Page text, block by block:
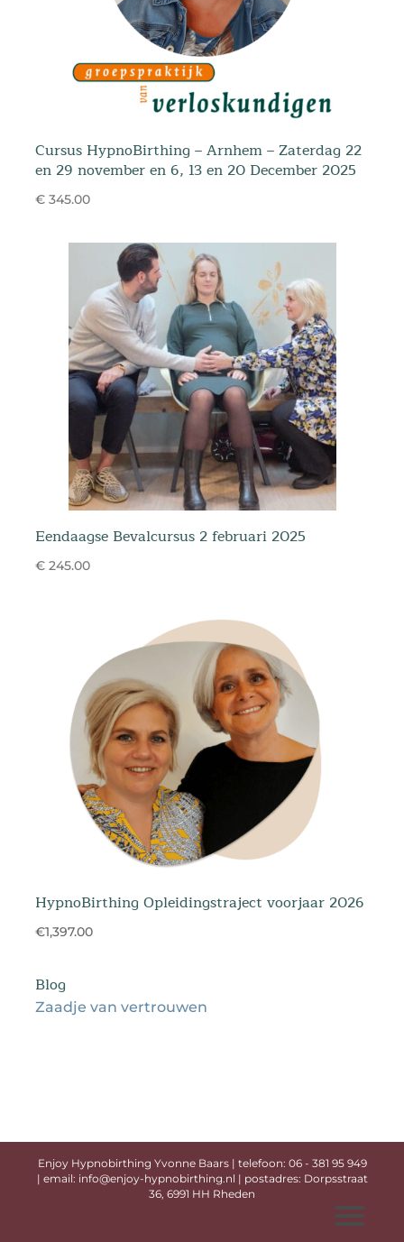
Cursus HypnoBirthing – Arnhem – Zaterdag 22
en 29 november en 6, 13 en 20 December 2025
€ 345.00
Eendaagse Bevalcursus 2 februari 2025
€ 245.00
HypnoBirthing Opleidingstraject voorjaar 2026
€1,397.00
Blog
Zaadje van vertrouwen
Enjoy Hypnobirthing Yvonne Baars | telefoon: 06 - 381 95 949
| email: info@enjoy-hypnobirthing.nl | postadres: Dorpsstraat
36, 6991 HH Rheden